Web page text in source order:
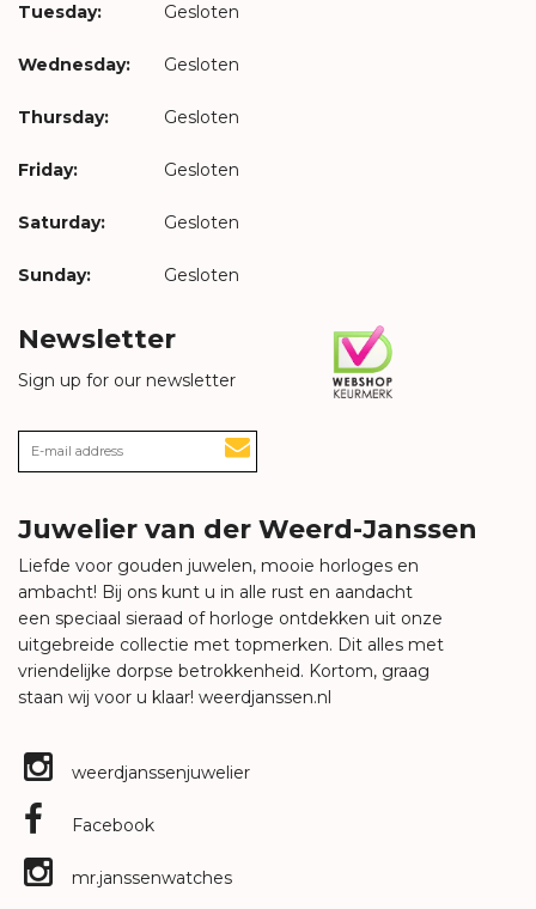
Tuesday: Gesloten
Wednesday: Gesloten
Thursday: Gesloten
Friday: Gesloten
Saturday: Gesloten
Sunday: Gesloten
Newsletter
Sign up for our newsletter
Juwelier van der Weerd-Janssen
Liefde voor gouden juwelen, mooie horloges en
ambacht! Bij ons kunt u in alle rust en aandacht
een speciaal sieraad of horloge ontdekken uit onze
uitgebreide collectie met topmerken. Dit alles met
vriendelijke dorpse betrokkenheid. Kortom, graag
staan wij voor u klaar! weerdjanssen.nl
weerdjanssenjuwelier
Facebook
mr.janssenwatches